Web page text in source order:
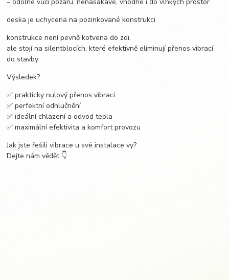
deska je uchycena na pozinkované konstrukci
konstrukce není pevně kotvena do zdi,
ale stojí na silentblocích, které efektivně eliminují přenos vibrací
do stavby
Výsledek?
✅ prakticky nulový přenos vibrací
✅ perfektní odhlučnění
✅ ideální chlazení a odvod tepla
✅ maximální efektivita a komfort provozu
Jak jste řešili vibrace u své instalace vy?
Dejte nám vědět 👇